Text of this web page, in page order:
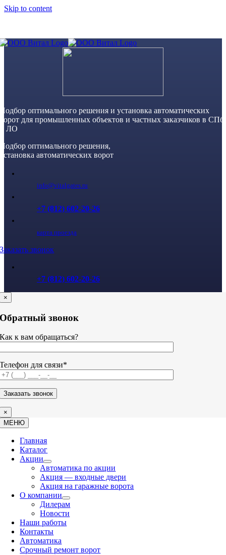
Skip to content
Подбор оптимального решения и установка автоматических
ворот для промышленных объектов и частных заказчиков в СПб
и ЛО
Подбор оптимального решения,
установка автоматических ворот
info@vitalgates.ru
+7 (812) 602-20-26
карта проезда
Заказать звонок
+7 (812) 602-20-26
×
Обратный звонок
Как к вам обращаться?
Телефон для связи*
×
МЕНЮ
Главная
Каталог
Акции
Автоматика по акции
Акция — входные двери
Акция на гаражные ворота
О компании
Дилерам
Новости
Наши работы
Контакты
Автоматика
Срочный ремонт ворот